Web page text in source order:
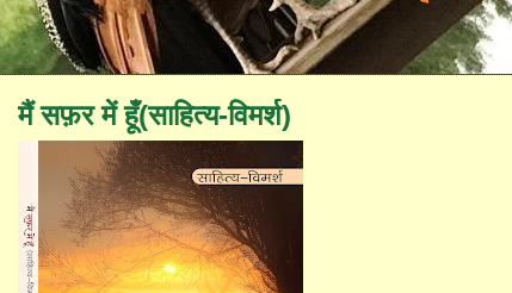
मैं सफ़र में हूँ(साहित्य-विमर्श)